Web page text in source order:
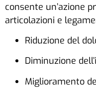
consente un’azione
articolazioni e
Riduzione del
Diminuzione
Miglioramento